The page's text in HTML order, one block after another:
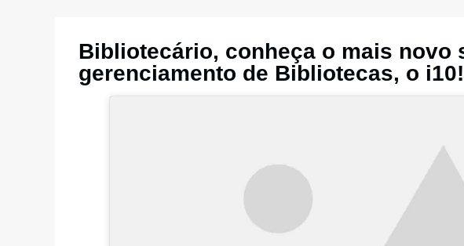
Bibliotecário, conheça o mais novo
gerenciamento de Bibliotecas, o i10!